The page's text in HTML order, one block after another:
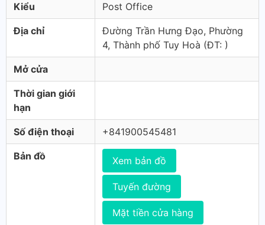
Kiểu Post Office
Địa chỉ
Đường Trần Hưng Đạo, Phường
4, Thành phố Tuy Hoà (ÐT: )
Mở cửa
Thời gian giới
hạn
Số điện thoại +841900545481
Bản đồ Xem bản đồ
Tuyến đường
Mặt tiền cửa hàng